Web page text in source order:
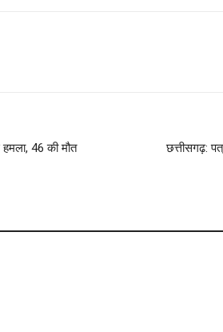
हमला, 46 की मौत
छत्तीसगढ़: